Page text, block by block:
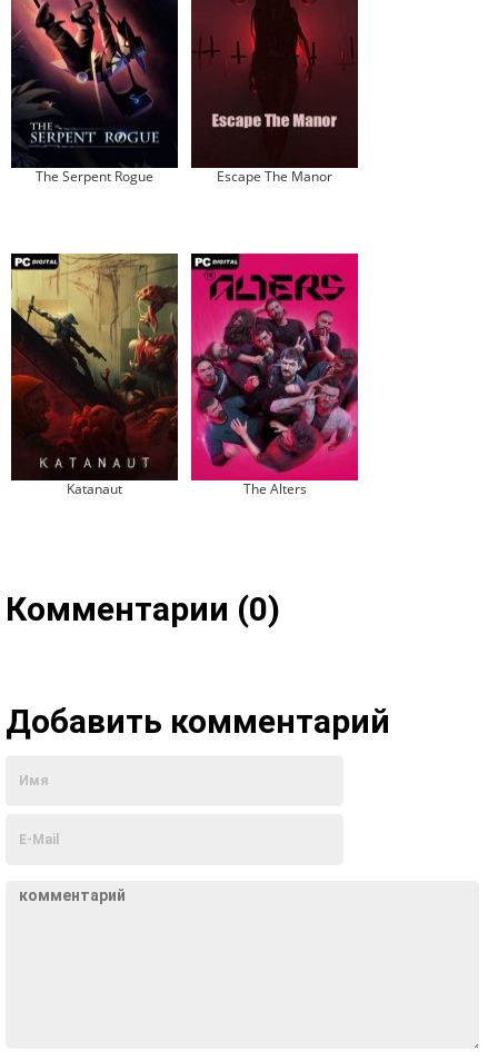
The Serpent Rogue Escape The Manor
Katanaut The Alters
Комментарии (0)
Добавить комментарий